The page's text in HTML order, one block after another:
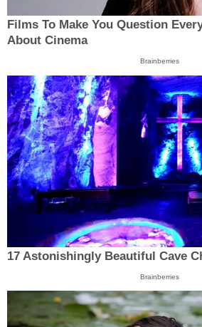
Films To Make You Question
About Cinema
Brainberries
17 Astonishingly Beautiful Cave
Brainberries